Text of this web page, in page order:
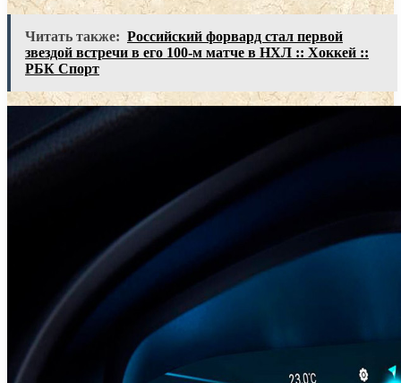
Читать также: Российский форвард стал первой
звездой встречи в его 100-м матче в НХЛ :: Хоккей ::
РБК Спорт